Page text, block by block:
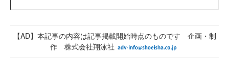
【AD】本記事の内容は記事掲載開始時点のものです 企画・制
作 株式会社翔泳社